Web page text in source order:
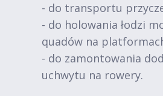
- do transportu
- do holowania łodzi
quadów na
- do zamontowania
uchwytu na rowery.